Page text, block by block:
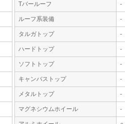
Tバールーフ -
ルーフ系装備 -
タルガトップ -
ハードトップ -
ソフトトップ -
キャンバストップ -
メタルトップ -
マグネシウムホイール -